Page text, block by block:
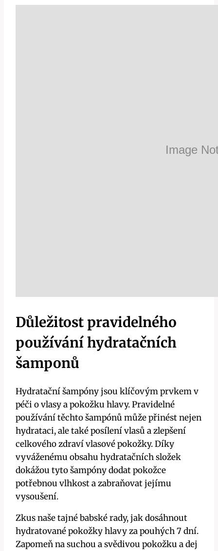
Důležitost pravidelného
používání hydratačních
šamponů
Hydratační šampóny jsou klíčovým prvkem v
péči o vlasy a pokožku hlavy. Pravidelné
používání těchto šampónů může přinést nejen
hydrataci, ale také posílení vlasů a zlepšení
celkového zdraví vlasové pokožky. Díky
vyváženému obsahu hydratačních složek
dokážou tyto šampóny dodat pokožce
potřebnou vlhkost a zabraňovat jejímu
vysoušení.
Zkus naše tajné babské rady, jak dosáhnout
hydratované pokožky hlavy za pouhých 7 dní.
Zapomeň na suchou a svědivou pokožku a dej